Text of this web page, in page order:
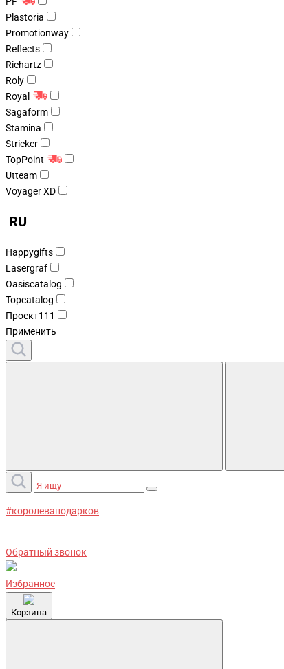
Plastoria
Promotionway
Reflects
Richartz
Roly
Royal
Sagaform
Stamina
Stricker
TopPoint
Utteam
Voyager XD
RU
Happygifts
Lasergraf
Oasiscatalog
Topcatalog
Проект111
Применить
#королеваподарков
Обратный звонок
Избранное
Корзина